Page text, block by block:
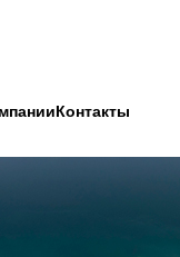
Контакты